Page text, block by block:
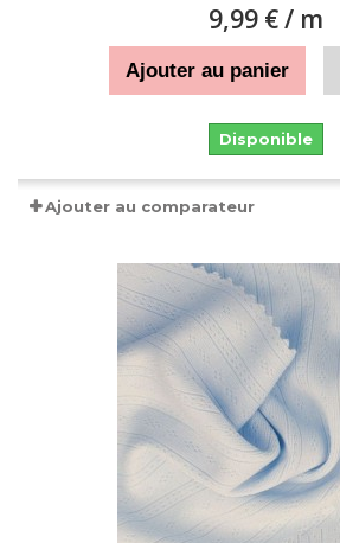
9,99 €/ m
Ajouter au panier
Disponible
Ajouter au comparateur